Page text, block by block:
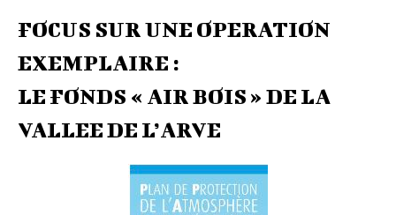
FOCUS SUR UNE OPERATION
EXEMPLAIRE :
LE FONDS « AIR BOIS » DE LA
VALLEE DE L’ARVE